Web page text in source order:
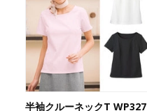
半袖クルーネックT WP327